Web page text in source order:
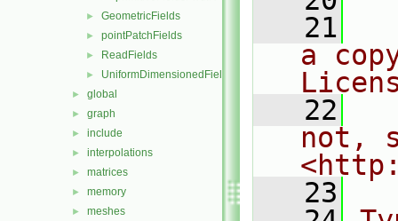
► GeometricFields
► pointPatchFields
► ReadFields
► UniformDimensionedFields
► global
► graph
► include
► interpolations
► matrices
► memory
► meshes
   21
a
   22
not,
   23